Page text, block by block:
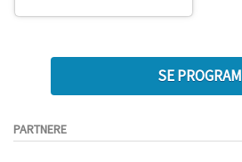
SE PROGRAM
PARTNERE